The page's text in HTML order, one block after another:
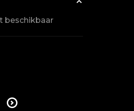
beschikbaar